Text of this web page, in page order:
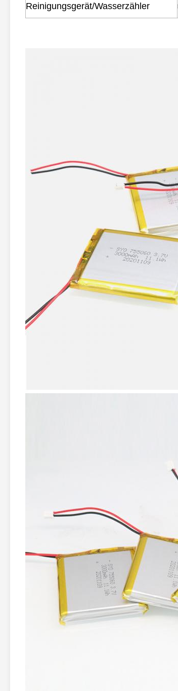
Reinigungsgerät/Wasserzähler